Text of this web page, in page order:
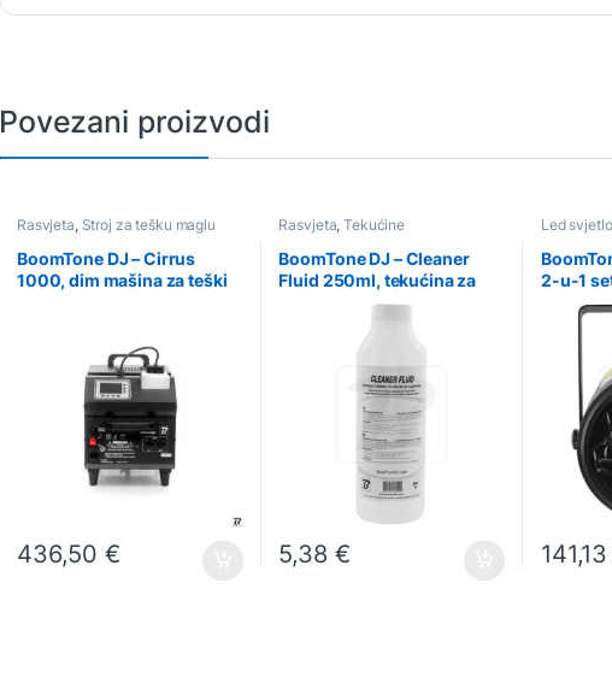
Povezani proizvodi
Rasvjeta, Stroj za tešku maglu
BoomTone DJ – Cirrus
1000, dim mašina za teški
436,50€
Rasvjeta,Tekućine
BoomTone DJ – Cleaner
Fluid 250ml, tekućina za
čišćenje dim mašina
5,38 €
Led
2-u-1
light